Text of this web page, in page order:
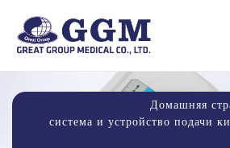
Домашняя
система и устройство подачи